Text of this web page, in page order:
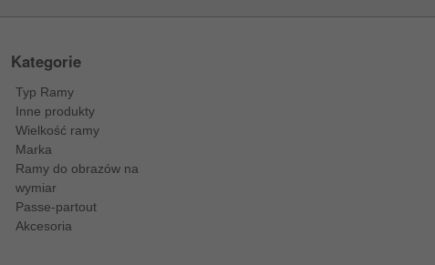
Kategorie
Typ Ramy
Inne produkty
Wielkość ramy
Marka
Ramy do obrazów na
wymiar
Passe-partout
Akcesoria